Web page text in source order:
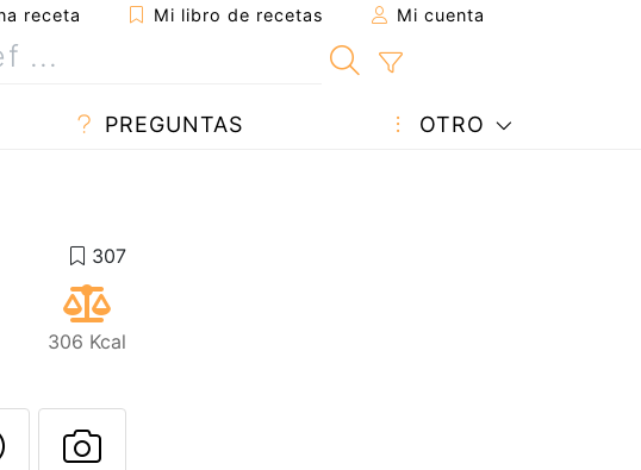
receta Mi libro de recetas Mi cuenta
PREGUNTAS OTRO
306 Kcal
receta a un amigo
esta página
Preguntar al autor